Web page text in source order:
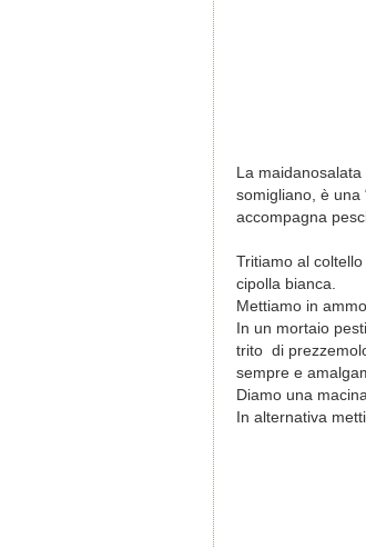
La
somigliano, è una
accompagna
Tritiamo al
cipolla bianca.
Mettiamo in
In un mortaio
trito di
sempre e
Diamo una
In alternativa